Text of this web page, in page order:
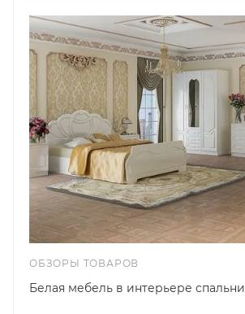
ОБЗОРЫ ТОВАРОВ
Белая мебель в интерьере спальни